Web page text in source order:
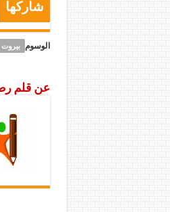
شاركها
الوسوم بيروت
عن قلم